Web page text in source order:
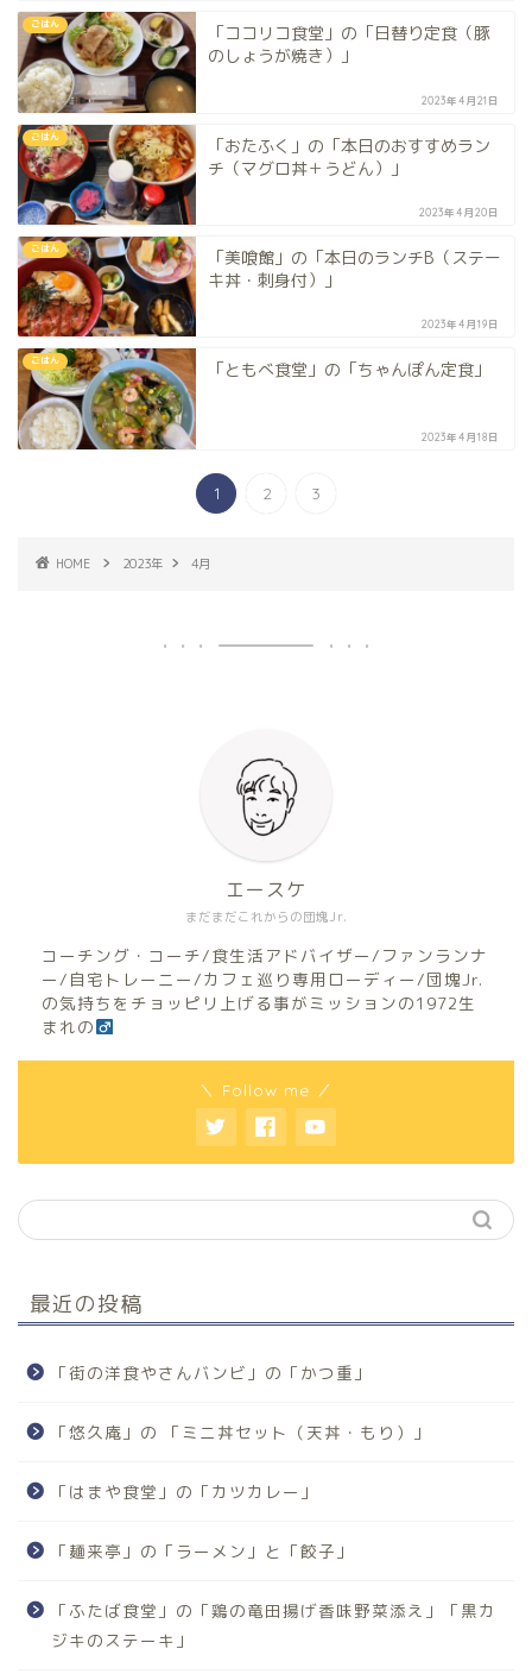
ごはん
「ココリコ食堂」の「日替り定食（豚
のしょうが焼き）」
2023年4月21日
ごはん
「おたふく」の「本日のおすすめラン
チ（マグロ丼＋うどん）」
2023年4月20日
ごはん
「美喰館」の「本日のランチB（ステー
キ丼・刺身付）」
2023年4月19日
ごはん 「ともべ食堂」の「ちゃんぽん定食」
2023年4月18日
1 2 3
HOME 2023年 4月
まだまだこれからの団塊Jr.
エースケ
コーチング・コーチ/食生活アドバイザー/ファンランナ
ー/自宅トレーニー/カフェ巡り専用ローディー/団塊Jr.
の気持ちをチョッピリ上げる事がミッションの1972生
まれの
＼ Follow me ／
最近の投稿
「街の洋食やさんバンビ」の「かつ重」
「悠久庵」の 「ミニ丼セット（天丼・もり）」
「はまや食堂」の「カツカレー」
「麺来亭」の「ラーメン」と「餃子」
「ふたば食堂」の「鶏の竜田揚げ香味野菜添え」「黒カ
ジキのステーキ」